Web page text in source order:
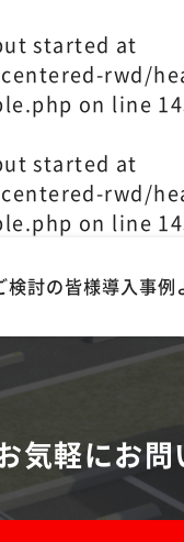
started at
rwd/
on line
started at
rwd/
on line
検討の皆様導入事例
気軽にお